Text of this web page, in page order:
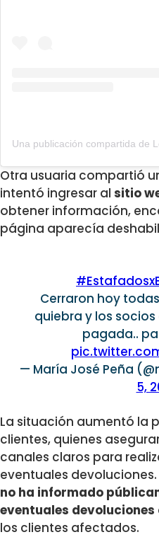
Otra usuaria compartió
intentó ingresar al sitio
obtener información,
página aparecía
Cerraron hoy
quiebra y los
pagada..
— María José Peña
5,
La situación aumentó la
clientes, quienes
canales claros para
eventuales
no ha informado
eventuales
los clientes afectados.